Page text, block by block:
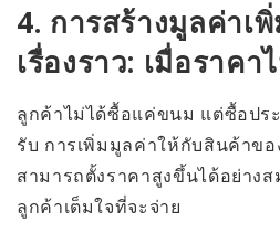
4. การสร้างมูลค่าเ
เรื่องราว: เมื่อราค
ลูกค้าไม่ได้ซื้อแค่ขนม แต่ซื้อป
รับ การเพิ่มมูลค่าให้กับสินค้าข
สามารถตั้งราคาสูงขึ้นได้อย่าง
ลูกค้าเต็มใจที่จะจ่าย